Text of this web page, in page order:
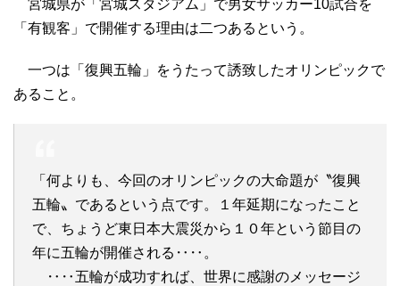
宮城県が「宮城スタジアム」で男女サッカー10試合を
「有観客」で開催する理由は二つあるという。
一つは「復興五輪」をうたって誘致したオリンピックで
あること。
「何よりも、今回のオリンピックの大命題が〝復興
五輪〟であるという点です。１年延期になったこと
で、ちょうど東日本大震災から１０年という節目の
年に五輪が開催される‥‥。
‥‥五輪が成功すれば、世界に感謝のメッセージ